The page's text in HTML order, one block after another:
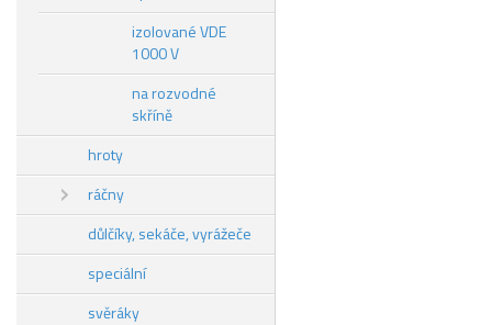
izolované VDE
1000 V
na rozvodné
skříně
hroty
ráčny
důlčíky, sekáče, vyrážeče
speciální
svěráky